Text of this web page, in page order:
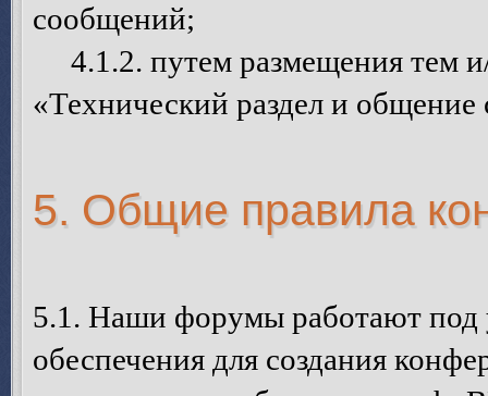
сообщений;
4.1.2. путем размещения тем
«Технический раздел и
5. Общие правила
5.1. Наши форумы работают под
обеспечения для создания